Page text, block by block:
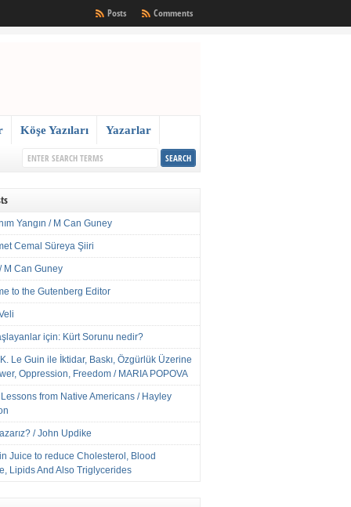
Comments
Posts
Köşe Yazıları Yazarlar
Yangın / M Can Guney
Cemal Süreya Şiiri
M Can Guney
to the Gutenberg Editor
için: Kürt Sorunu nedir?
Le Guin ile İktidar, Baskı, Özgürlük Üzerine
Oppression, Freedom / MARIA POPOVA
from Native Americans / Hayley
/ John Updike
Juice to reduce Cholesterol, Blood
Lipids And Also Triglycerides